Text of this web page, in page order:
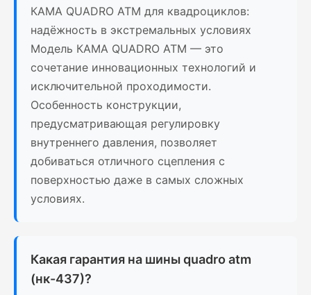
КАМА QUADRO ATM для квадроциклов:
надёжность в экстремальных условиях
Модель КАМА QUADRO ATM — это
сочетание инновационных технологий и
исключительной проходимости.
Особенность конструкции,
предусматривающая регулировку
внутреннего давления, позволяет
добиваться отличного сцепления с
поверхностью даже в самых сложных
условиях.
Какая гарантия на шины quadro atm
(нк-437)?